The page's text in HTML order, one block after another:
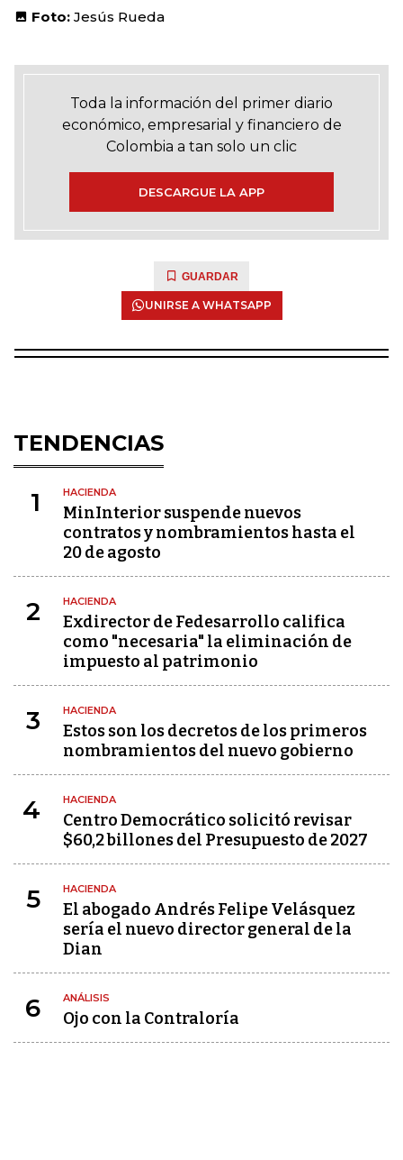
Foto: Jesús Rueda
Toda la información del primer diario
económico, empresarial y financiero de
Colombia a tan solo un clic
DESCARGUE LA APP
GUARDAR
UNIRSE A WHATSAPP
TENDENCIAS
1 HACIENDA
MinInterior suspende nuevos
contratos y nombramientos hasta el
20 de agosto
2 HACIENDA
Exdirector de Fedesarrollo califica
como "necesaria" la eliminación de
impuesto al patrimonio
3 HACIENDA
Estos son los decretos de los primeros
nombramientos del nuevo gobierno
4 HACIENDA
Centro Democrático solicitó revisar
$60,2 billones del Presupuesto de 2027
5 HACIENDA
El abogado Andrés Felipe Velásquez
sería el nuevo director general de la
Dian
6 ANÁLISIS
Ojo con la Contraloría